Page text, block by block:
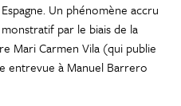
Un phénomène accru
par le biais de la
Mari Carmen Vila (qui publie
entrevue à Manuel Barrero